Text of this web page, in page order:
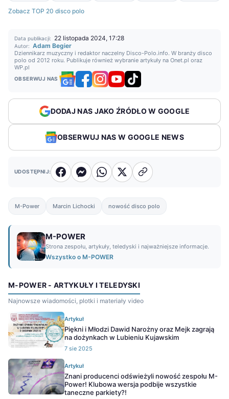
Zobacz TOP 20 disco polo
Data publikacji: 22 listopada 2024, 17:28
Autor: Adam Begier
Dziennikarz muzyczny i redaktor naczelny Disco-Polo.info. W branży disco
polo od 2012 roku. Publikuje również wybranie artykuły na Onet.pl oraz
WP.pl
OBSERWUJ NAS
DODAJ NAS JAKO ŹRÓDŁO W GOOGLE
OBSERWUJ NAS W GOOGLE NEWS
UDOSTĘPNIJ:
M-Power Marcin Lichocki nowość disco polo
M-POWER
Strona zespołu, artykuły, teledyski i najważniejsze informacje.
Wszystko o M-POWER
M-POWER - ARTYKUŁY I TELEDYSKI
Najnowsze wiadomości, plotki i materiały video
Artykuł
Piękni i Młodzi Dawid Narożny oraz Mejk zagrają
na dożynkach w Lubieniu Kujawskim
7 sie 2025
Artykuł
Znani producenci odświeżyli nowość zespołu M-
Power! Klubowa wersja podbije wszystkie
taneczne parkiety?!